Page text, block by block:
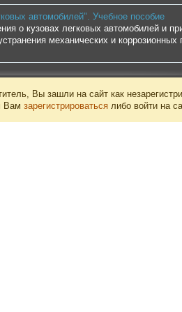
автомобилей". Учебное пособие
о кузовах легковых автомобилей и
механических и
Вы зашли на сайт как
Вам зарегистрироваться либо войти на